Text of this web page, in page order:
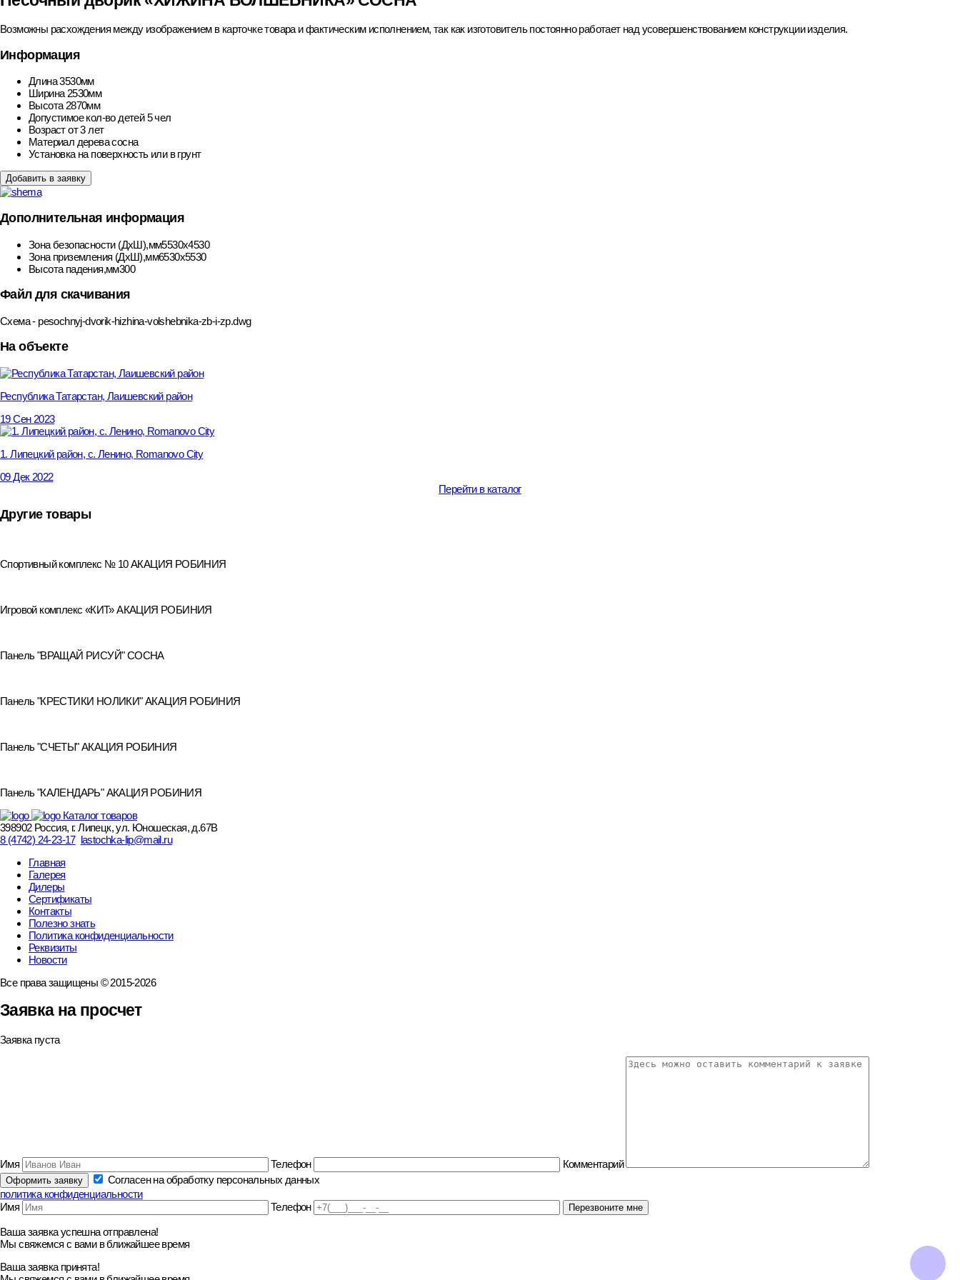
Возможны расхождения между изображением в карточке товара и фактическим исполнением, так как изготовитель постоянно работает над усовершенствованием конструкции изделия.
Информация
Длина 3530мм
Ширина 2530мм
Высота 2870мм
Допустимое кол-во детей 5 чел
Возраст от 3 лет
Материал дерева сосна
Установка на поверхность или в грунт
Добавить в заявку
Дополнительная информация
Зона безопасности (ДхШ),мм5530х4530
Зона приземления (ДхШ),мм6530х5530
Высота падения,мм300
Файл для скачивания
Схема - pesochnyj-dvorik-hizhina-volshebnika-zb-i-zp.dwg
На объекте
Республика Татарстан, Лаишевский район
19 Сен 2023
1. Липецкий район, с. Ленино, Romanovo City
09 Дек 2022
Перейти в каталог
Другие товары
Спортивный комплекс № 10 АКАЦИЯ РОБИНИЯ
Игровой комплекс «КИТ» АКАЦИЯ РОБИНИЯ
Панель "ВРАЩАЙ РИСУЙ" СОСНА
Панель "КРЕСТИКИ НОЛИКИ" АКАЦИЯ РОБИНИЯ
Панель "СЧЕТЫ" АКАЦИЯ РОБИНИЯ
Панель "КАЛЕНДАРЬ" АКАЦИЯ РОБИНИЯ
Каталог товаров
398902 Россия, г. Липецк, ул. Юношеская, д.67В
8 (4742) 24-23-17 lastochka-lip@mail.ru
Главная
Галерея
Дилеры
Сертификаты
Контакты
Полезно знать
Политика конфиденциальности
Реквизиты
Новости
Все права защищены © 2015-2026
Заявка на просчет
Заявка пуста
Имя Телефон
Комментарий
Согласен на обработку персональных данных
политика конфиденциальности
Имя
Телефон
Ваша заявка успешна отправлена!
Мы свяжемся с вами в ближайшее время
Ваша заявка принята!